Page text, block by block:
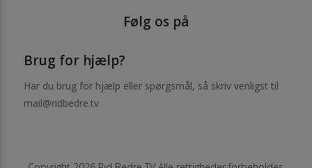
Følg os på
Brug for hjælp?
Har du brug for hjælp eller spørgsmål, så skriv venligst til
mail@ridbedre.tv